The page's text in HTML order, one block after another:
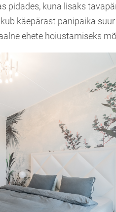
pidades, kuna lisaks
käepärast panipaika
ehete hoiustamiseks